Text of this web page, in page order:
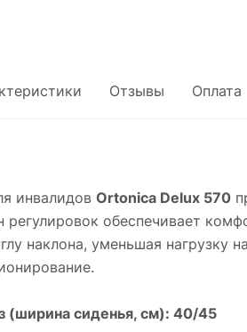
Отзывы Оплата
инвалидов Ortonica Delux 570
обеспечивает
наклона, уменьшая
(ширина сиденья, см): 40/45